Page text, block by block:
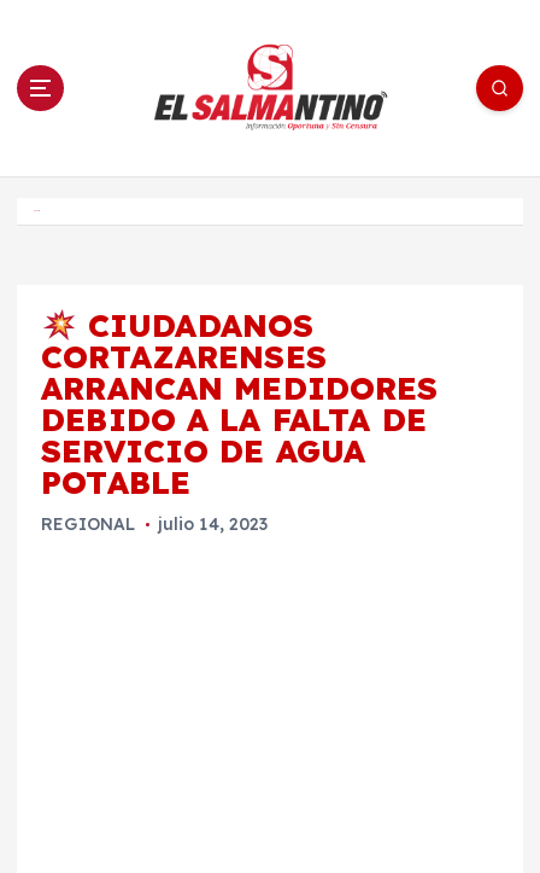
n El Salmantino - medios/noticias/editorial
CIUDADANOS
CORTAZARENSES
ARRANCAN MEDIDORES
DEBIDO A LA FALTA DE
SERVICIO DE AGUA
POTABLE
REGIONAL julio 14, 2023